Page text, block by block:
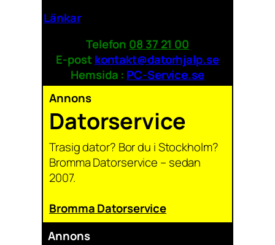
Länkar
Telefon 08 37 21 00
E-post kontakt@datorhjalp.se
Hemsida : PC-Service.se
Annons
Datorservice
Trasig dator? Bor du i Stockholm?
Bromma Datorservice – sedan
2007.
Bromma Datorservice
Annons